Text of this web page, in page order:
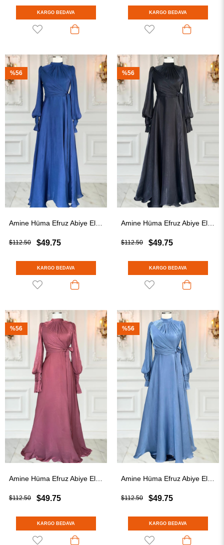
KARGO BEDAVA KARGO BEDAVA
$49.75
$112.50
KARGO BEDAVA
%56
$49.75
$112.50
KARGO BEDAVA
%56
$49.75
$112.50
KARGO BEDAVA
%56
$49.75
$112.50
KARGO BEDAVA
%56